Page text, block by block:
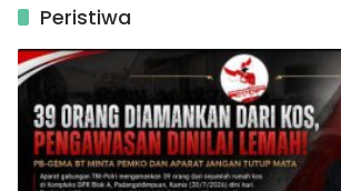
Peristiwa